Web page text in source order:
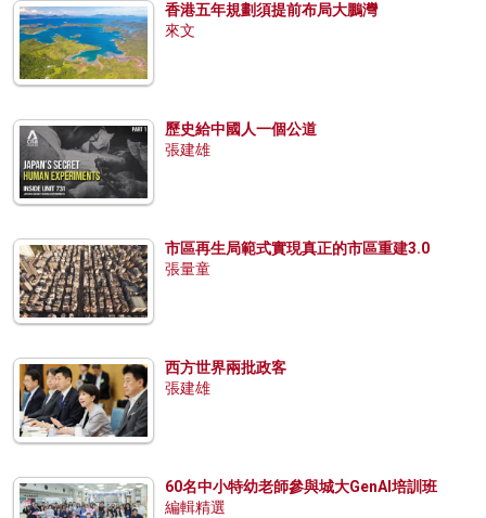
香港五年規劃須提前布局大鵬灣
來文
歷史給中國人一個公道
張建雄
市區再生局範式實現真正的市區重建3.0
張量童
西方世界兩批政客
張建雄
60名中小特幼老師參與城大GenAI培訓班
編輯精選